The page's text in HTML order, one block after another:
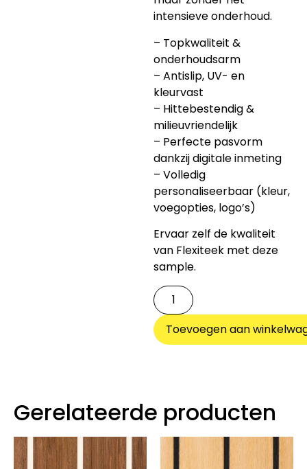
intensieve onderhoud.
– Topkwaliteit &
onderhoudsarm
– Antislip, UV- en
kleurvast
– Hittebestendig &
milieuvriendelijk
– Perfecte pasvorm
dankzij digitale inmeting
– Volledig
personaliseerbaar (kleur,
voegopties, logo’s)
Ervaar zelf de kwaliteit
van Flexiteek met deze
sample.
Toevoegen aan
Gerelateerde producten